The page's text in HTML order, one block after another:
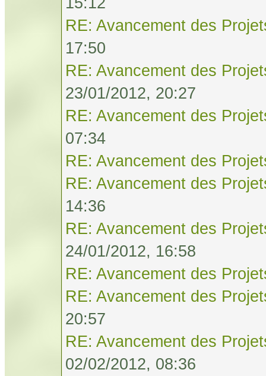
RE: Avancement des
17:50
RE: Avancement des
23/01/2012, 20:27
RE: Avancement des
07:34
RE: Avancement des
RE: Avancement des
14:36
RE: Avancement des
24/01/2012, 16:58
RE: Avancement des
RE: Avancement des
20:57
RE: Avancement des
02/02/2012, 08:36